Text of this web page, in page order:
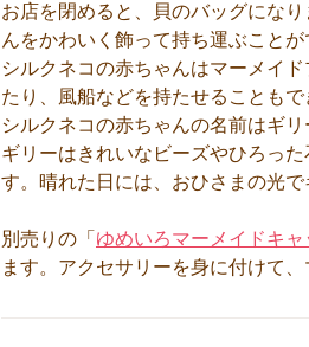
お店を閉めると、貝のバッグにな
んをかわいく飾って持ち運ぶことが
シルクネコの赤ちゃんはマーメイ
たり、風船などを持たせることもで
シルクネコの赤ちゃんの名前はギリ
ギリーはきれいなビーズやひろっ
す。晴れた日には、おひさまの光
別売りの「 ゆめいろマーメイドキャ
ます。アクセサリーを身に付けて